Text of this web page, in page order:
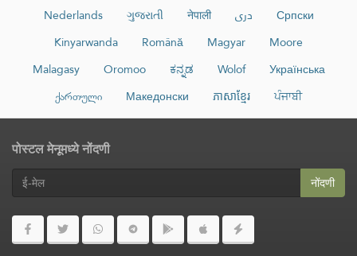
Nederlands
ગુજરાતી नेपाली دری
Српски
Kinyarwanda
Română Magyar
Moore
Malagasy
Oromoo ಕನ್ನಡ Wolof
Українська
ქართული
Македонски ភាសាខ្មែរ ਪੰਜਾਬੀ
पोस्टल मेनूमध्ये नोंदणी
नोंदणी